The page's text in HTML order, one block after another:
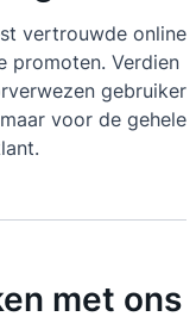
vertrouwde online
promoten. Verdien
gebruiker
voor de gehele
met ons